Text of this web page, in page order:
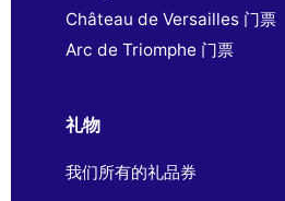
Château de Versailles 门票
Arc de Triomphe 门票
礼物
我们所有的礼品券